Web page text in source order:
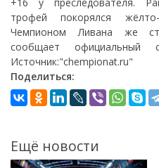
трофей покорялся
Чемпионом Ливана же
сообщает официальный
Источник:"chempionat.ru"
Поделиться:
Ещё новости